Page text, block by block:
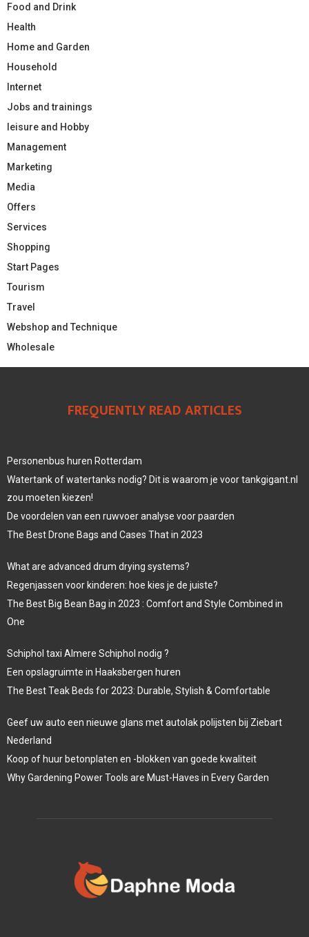
Food and Drink
Health
Home and Garden
Household
Internet
Jobs and trainings
leisure and Hobby
Management
Marketing
Media
Offers
Services
Shopping
Start Pages
Tourism
Travel
Webshop and Technique
Wholesale
FREQUENTLY READ ARTICLES
Personenbus huren Rotterdam
Watertank of watertanks nodig? Dit is waarom je voor tankgigant.nl
zou moeten kiezen!
De voordelen van een ruwvoer analyse voor paarden
The Best Drone Bags and Cases That in 2023
What are advanced drum drying systems?
Regenjassen voor kinderen: hoe kies je de juiste?
The Best Big Bean Bag in 2023 : Comfort and Style Combined in
One
Schiphol taxi Almere Schiphol nodig ?
Een opslagruimte in Haaksbergen huren
The Best Teak Beds for 2023: Durable, Stylish & Comfortable
Geef uw auto een nieuwe glans met autolak polijsten bij Ziebart
Nederland
Koop of huur betonplaten en -blokken van goede kwaliteit
Why Gardening Power Tools are Must-Haves in Every Garden